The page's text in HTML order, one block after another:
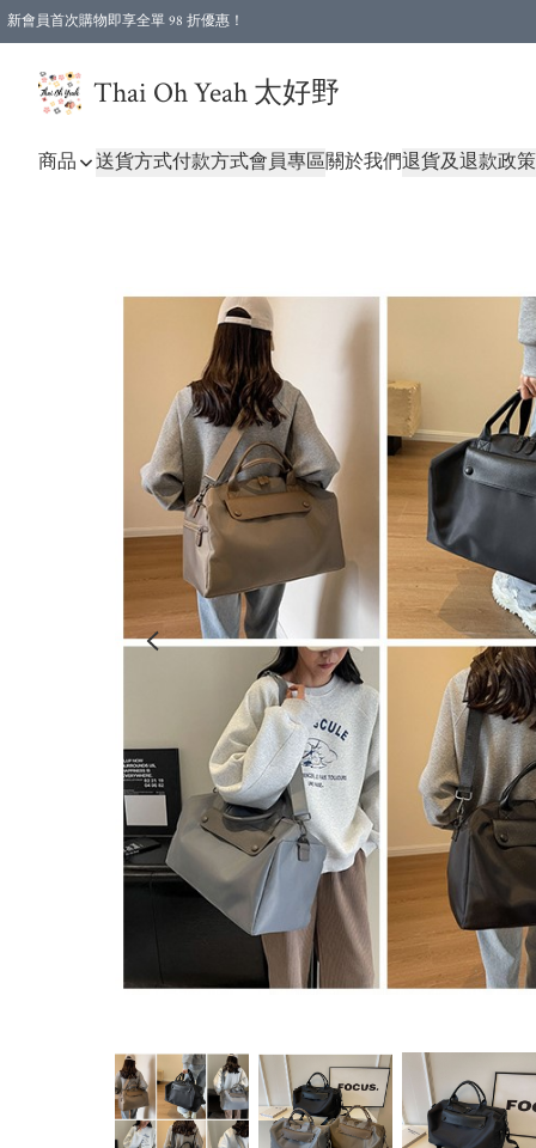
新會員首次購物即享全單 98 折優惠！
Thai Oh Yeah 太好野
商品 送貨方式付款方式會員專區關於我們退貨及退款政策